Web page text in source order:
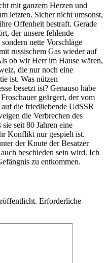
mit ganzem Herzen und
letzten. Sicher nicht umsonst,
Offenheit bestraft. Gerade
der unsere fehlende
nette Vorschläge
russischem Gas wieder auf
ob wir Herr im Hause wären,
die nur noch eine
ist. Was nützen
besetzt ist? Genauso habe
geärgert, der vom
die friedliebende UdSSR
die Verbrechen des
seit 80 Jahren eine
Konflikt nur gespielt ist.
der Knute der Besatzer
beschieden sein wird. Ich
zu entkommen.
Erforderliche